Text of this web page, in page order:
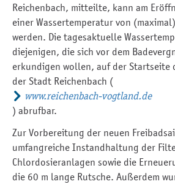
Reichenbach, mitteilte, kann am
einer Wassertemperatur von
werden. Die tagesaktuelle
diejenigen, die sich vor dem
erkundigen wollen, auf der Startseite
der Stadt Reichenbach (
www.reichenbach-vogtland.de
) abrufbar.
Zur Vorbereitung der neuen
umfangreiche Instandhaltung der
Chlordosieranlagen sowie die
die 60 m lange Rutsche. Außerdem